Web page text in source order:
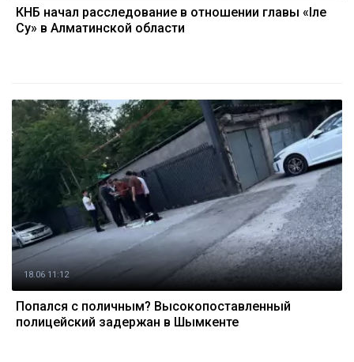
КНБ начал расследование в отношении главы «Іле
Су» в Алматинской области
18.06 11:12
Попался с поличным? Высокопоставленный
полицейский задержан в Шымкенте